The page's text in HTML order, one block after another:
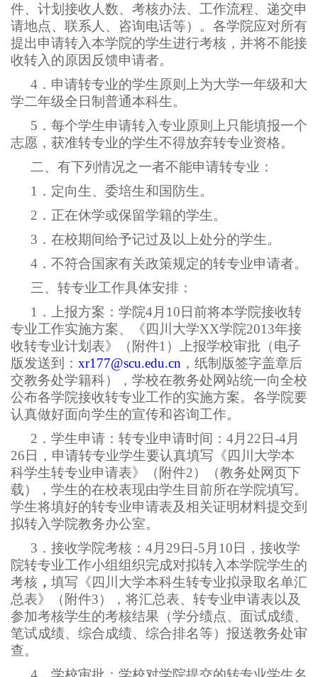
件、计划接收人数、考核办法、工作流程、递交申
请地点、联系人、咨询电话等）。各学院应对所有
提出申请转入本学院的学生进行考核，并将不能接
收转入的原因反馈申请者。
4 ．申请转专业的学生原则上为大学一年级和大
学二年级全日制普通本科生。
5 ．每个学生申请转入专业原则上只能填报一个
志愿，获准转专业的学生不得放弃转专业资格。
二、有下列情况之一者不能申请转专业：
1 ．定向生、委培生和国防生。
2 ．正在休学或保留学籍的学生。
3 ．在校期间给予记过及以上处分的学生。
4 ．不符合国家有关政策规定的转专业申请者。
三、转专业工作具体安排：
1 ．上报方案：学院4月10日前将本学院接收转
专业工作实施方案、《四川大学XX学院2013年接
收转专业计划表》（附件1）上报学校审批（电子
版发送到： xr177@scu.edu.cn ，纸制版签字盖章后
交教务处学籍科），学校在教务处网站统一向全校
公布各学院接收转专业工作的实施方案。各学院要
认真做好面向学生的宣传和咨询工作。
2 ．学生申请：转专业申请时间：4月22日-4月
26日，申请转专业学生要认真填写《四川大学本
科学生转专业申请表》（附件2）（教务处网页下
载），学生的在校表现由学生目前所在学院填写。
学生将填好的转专业申请表及相关证明材料提交到
拟转入学院教务办公室。
3 ．接收学院考核：4月29日-5月10日，接收学
院转专业工作小组组织完成对拟转入本学院学生的
考核 ， 填写《四川大学本科生转专业拟录取名单汇
总表》（附件3），将汇总表、转专业申请表以及
参加考核学生的考核结果（学分绩点、面试成绩、
笔试成绩、综合成绩、综合排名等）报送教务处审
查。